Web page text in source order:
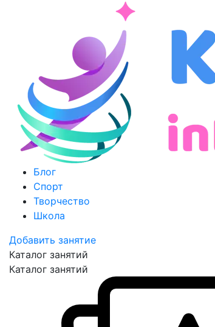
Блог
Спорт
Творчество
Школа
Добавить занятие
Каталог занятий
Каталог занятий